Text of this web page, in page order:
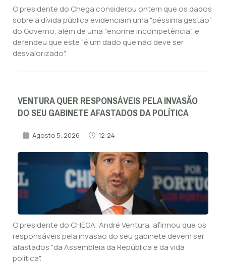
O presidente do Chega considerou ontem que os dados
sobre a dívida pública evidenciam uma "péssima gestão"
do Governo, além de uma "enorme incompetência", e
defendeu que este "é um dado que não deve ser
desvalorizado".
VENTURA QUER RESPONSÁVEIS PELA INVASÃO
DO SEU GABINETE AFASTADOS DA POLÍTICA
Agosto 5, 2026 12:24
O presidente do CHEGA, André Ventura, afirmou que os
responsáveis pela invasão do seu gabinete devem ser
afastados "da Assembleia da República e da vida
política".